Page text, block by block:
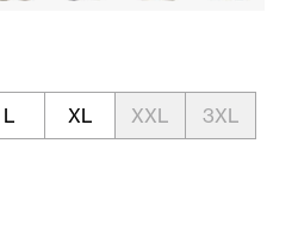
L XL XXL
3XL